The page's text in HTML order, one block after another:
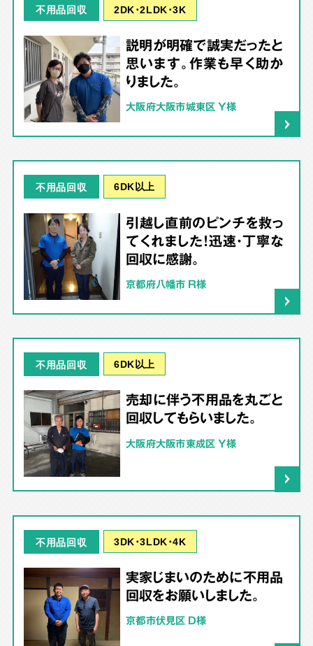
不用品回収 2DK･2LDK･3K
説明が明確で誠実だったと
思います。作業も早く助か
りました。
大阪府大阪市城東区 Y様
不用品回収 6DK以上
引越し直前のピンチを救っ
てくれました！迅速・丁寧な
回収に感謝。
京都府八幡市 R様
不用品回収 6DK以上
売却に伴う不用品を丸ごと
回収してもらいました。
大阪府大阪市東成区 Y様
不用品回収 3DK･3LDK･4K
実家じまいのために不用品
回収をお願いしました。
京都市伏見区 D様